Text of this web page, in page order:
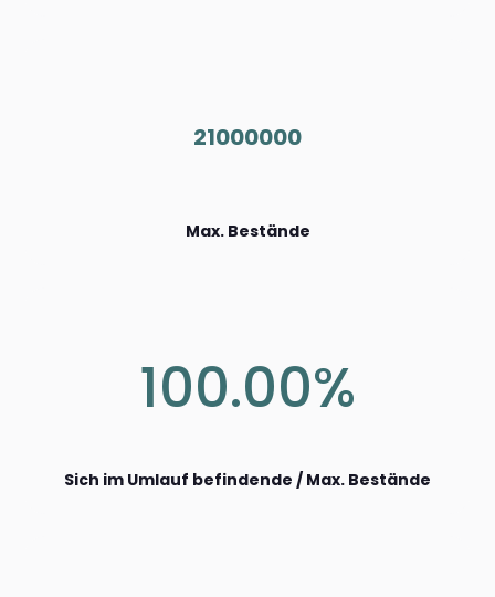
21000000
Max. Bestände
100.00%
Sich im Umlauf befindende / Max. Bestände